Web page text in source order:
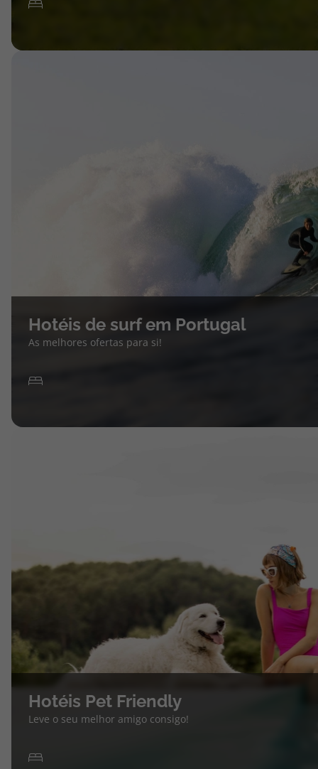
Hotéis de surf em Portugal
As melhores ofertas para si!
Hotéis Pet Friendly
Leve o seu melhor amigo consigo!